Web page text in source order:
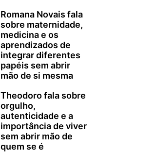
Romana Novais fala
sobre maternidade,
medicina e os
aprendizados de
integrar diferentes
papéis sem abrir
mão de si mesma
Theodoro fala sobre
orgulho,
autenticidade e a
importância de viver
sem abrir mão de
quem se é